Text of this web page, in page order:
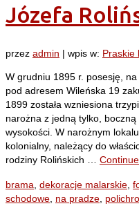
Józefa
przez admin | wpis w: Praskie
W grudniu 1895 r. posesję,
pod adresem Wileńska 19
1899 została wzniesiona
narożna z jedną tylko,
wysokości. W narożnym
kolonialny, należący do
rodziny Rolińskich …
brama dekoracje malarskie
schodowe na pradze